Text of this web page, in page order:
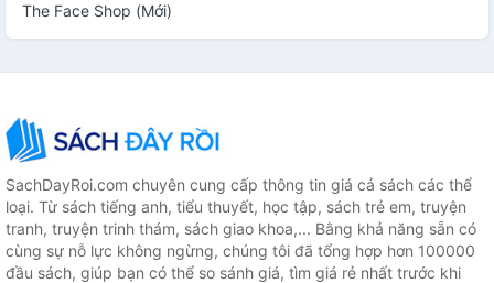
The Face Shop (Mới)
SachDayRoi.com chuyên cung cấp thông tin giá cả sách các thể
loại. Từ sách tiếng anh, tiểu thuyết, học tập, sách trẻ em, truyện
tranh, truyện trinh thám, sách giao khoa,... Bằng khả năng sẵn có
cùng sự nỗ lực không ngừng, chúng tôi đã tổng hợp hơn 100000
đầu sách, giúp bạn có thể so sánh giá, tìm giá rẻ nhất trước khi